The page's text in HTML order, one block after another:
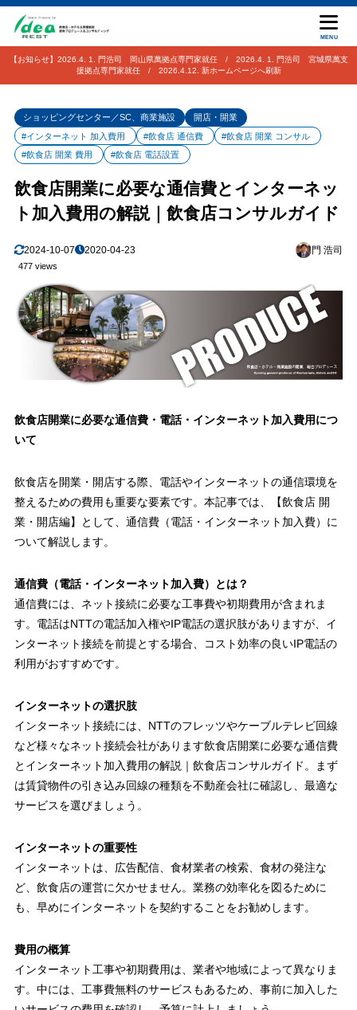
MENU
【お知らせ】2026.4. 1. 門浩司 岡山県萬拠点専門家就任 / 2026.4. 1. 門浩司 宮城県萬支
援拠点専門家就任 / 2026.4.12. 新ホームページへ刷新
ショッピングセンター／SC、商業施設
開店・開業
#インターネット 加入費用
#飲食店 通信費
#飲食店 開業 コンサル
#飲食店 開業 費用
#飲食店 電話設置
飲食店開業に必要な通信費とインターネッ
ト加入費用の解説｜飲食店コンサルガイド
2024-10-07 2020-04-23 門 浩司
477 views
飲食店開業に必要な通信費・電話・インターネット加入費用につ
いて
飲食店を開業・開店する際、電話やインターネットの通信環境を
整えるための費用も重要な要素です。本記事では、【飲食店 開
業・開店編】として、通信費（電話・インターネット加入費）に
ついて解説します。
通信費（電話・インターネット加入費）とは？
通信費には、ネット接続に必要な工事費や初期費用が含まれま
す。電話はNTTの電話加入権やIP電話の選択肢がありますが、イ
ンターネット接続を前提とする場合、コスト効率の良いIP電話の
利用がおすすめです。
インターネットの選択肢
インターネット接続には、NTTのフレッツやケーブルテレビ回線
など様々なネット接続会社があります飲食店開業に必要な通信費
とインターネット加入費用の解説｜飲食店コンサルガイド 。まず
は賃貸物件の引き込み回線の種類を不動産会社に確認し、最適な
サービスを選びましょう。
インターネットの重要性
インターネットは、広告配信、食材業者の検索、食材の発注な
ど、飲食店の運営に欠かせません。業務の効率化を図るために
も、早めにインターネットを契約することをお勧めします。
費用の概算
インターネット工事や初期費用は、業者や地域によって異なりま
す。中には、工事費無料のサービスもあるため、事前に加入した